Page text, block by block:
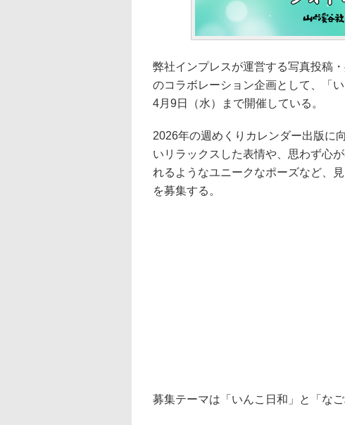
弊社インプレスが運営する写真投稿
のコラボレーション企画として、「
4月9日（水）まで開催している。
2026年の週めくりカレンダー出版に
いリラックスした表情や、思わず心
れるようなユニークなポーズなど、
を募集する。
募集テーマは「いんこ日和」と「な